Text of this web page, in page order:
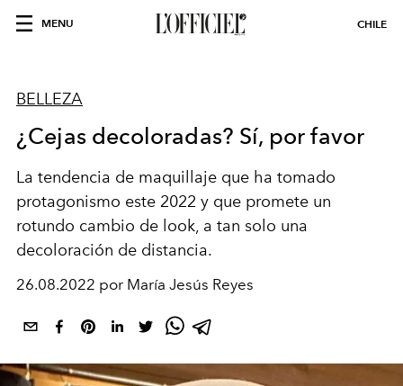
MENU CHILE
BELLEZA
¿Cejas decoloradas? Sí, por favor
La tendencia de maquillaje que ha tomado
protagonismo este 2022 y que promete un
rotundo cambio de look, a tan solo una
decoloración de distancia.
26.08.2022 por María Jesús Reyes